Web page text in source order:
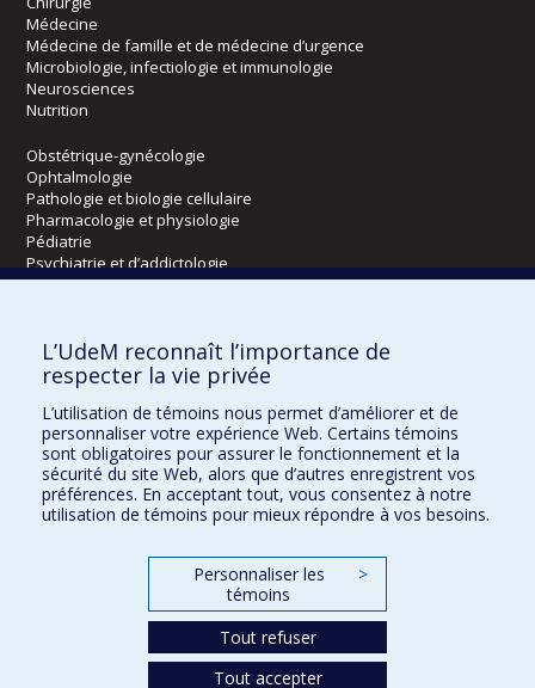
Médecine
Médecine de famille et de médecine d’urgence
Microbiologie, infectiologie et immunologie
Neurosciences
Nutrition
Obstétrique-gynécologie
Ophtalmologie
Pathologie et biologie cellulaire
Pharmacologie et physiologie
Pédiatrie
Psychiatrie et d’addictologie
Radiologie, radio-oncologie et médecine nucléaire
Écoles
Orthophonie et audiologie
Réadaptation
Directions
L’UdeM reconnaît l’importance de
respecter la vie privée
L’utilisation de témoins nous permet d’améliorer et de
personnaliser votre expérience Web. Certains témoins
sont obligatoires pour assurer le fonctionnement et la
sécurité du site Web, alors que d’autres enregistrent vos
préférences. En acceptant tout, vous consentez à notre
utilisation de témoins pour mieux répondre à vos besoins.
Personnaliser les
témoins
>
Tout refuser
Tout accepter